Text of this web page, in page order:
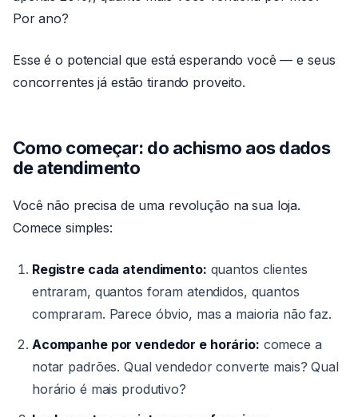
Por ano?
Esse é o potencial que está esperando você — e seus
concorrentes já estão tirando proveito.
Como começar: do achismo aos dados
de atendimento
Você não precisa de uma revolução na sua loja.
Comece simples:
Registre cada atendimento: quantos clientes
entraram, quantos foram atendidos, quantos
compraram. Parece óbvio, mas a maioria não faz.
Acompanhe por vendedor e horário: comece a
notar padrões. Qual vendedor converte mais? Qual
horário é mais produtivo?